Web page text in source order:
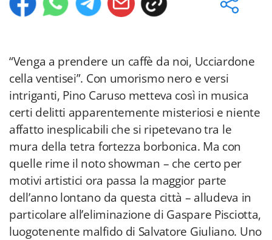
“Venga a prendere un caffè da noi, Ucciardone
cella ventisei”. Con umorismo nero e versi
intriganti, Pino Caruso metteva così in musica
certi delitti apparentemente misteriosi e niente
affatto inesplicabili che si ripetevano tra le
mura della tetra fortezza borbonica. Ma con
quelle rime il noto showman – che certo per
motivi artistici ora passa la maggior parte
dell’anno lontano da questa città – alludeva in
particolare all’eliminazione di Gaspare Pisciotta,
luogotenente malfido di Salvatore Giuliano. Uno